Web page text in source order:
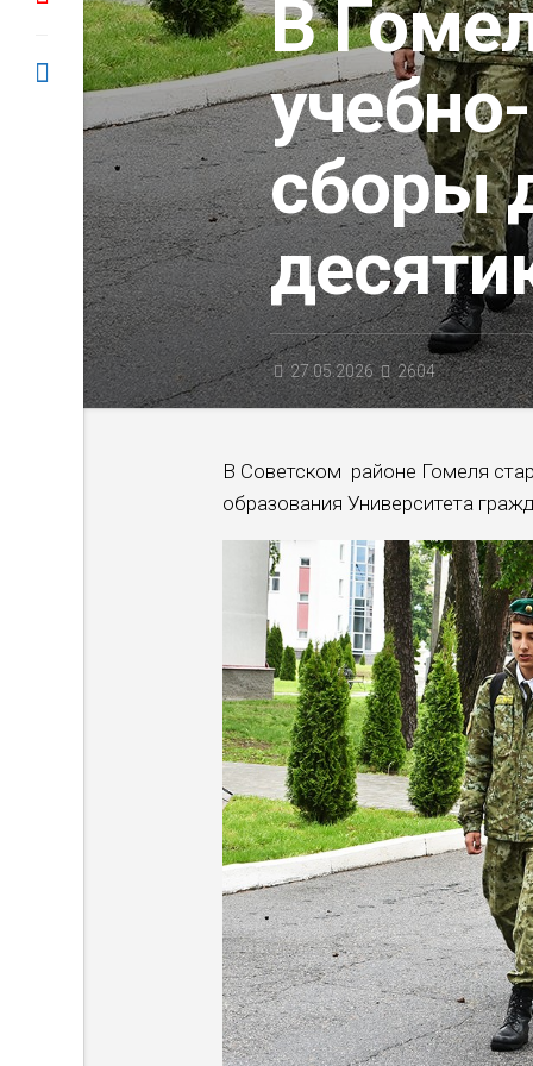
В
сборы
27.05.2026 2604
В Советском районе Гомеля
образования Университета